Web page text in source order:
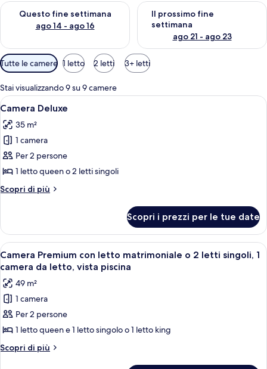
Questo fine settimana
ago 14 - ago 16
Verifica la disponibilità per questo fine settimana, ago 14 -
Il prossimo fine
settimana
ago 21 - ago 23
Verifica la disponibilità per il
Filtri
disponibili
per
le
camere
Tutte le camere 1 letto 2 letti 3+ letti
Stai visualizzando 9 su 9 camere
Apri
tutte
le
foto
per
Camera
Deluxe
Camera d'albergo con un letto
14
Camera Deluxe
35 m²
1 camera
Per 2 persone
1 letto queen o 2 letti singoli
Scopri di più
Altri
Deluxe
Scopri i prezzi per le tue date
Apri
tutte
le
foto
per
Camera
Premium
con
19
Camera Premium con letto matrimoniale o 2 letti singoli, 1
camera da letto, vista piscina
49 m²
1 camera
Per 2 persone
1 letto queen e 1 letto singolo o 1 letto king
Scopri di più
Altri